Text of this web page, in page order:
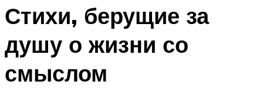
Стихи, берущие за
душу о жизни со
смыслом